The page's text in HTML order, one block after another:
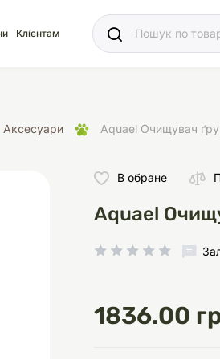
Здоров'я
Туалети та
Здоров'я
Здоров'я
Клієнтам
Аксесуари Aquael Очищувач
В обране
Aquael
1836.00